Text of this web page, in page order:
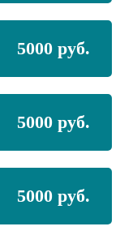
5000 руб.
5000 руб.
5000 руб.